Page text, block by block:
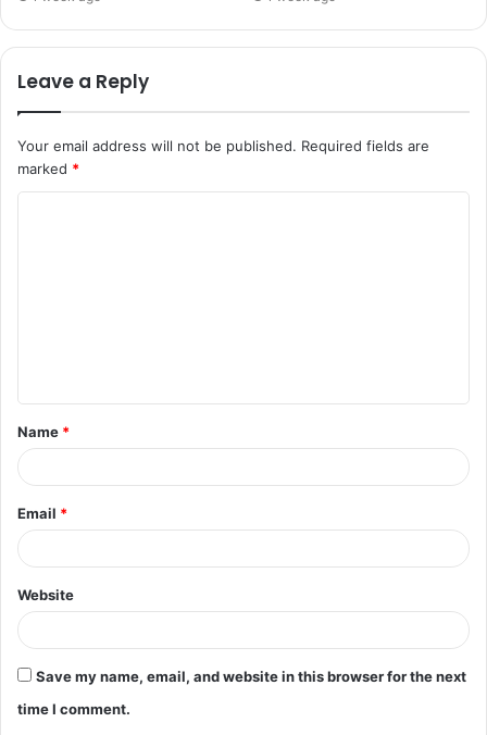
Leave a Reply
Your email address will not be published. Required fields are
marked *
Name *
Email *
Website
Save my name, email, and website in this browser for the next
time I comment.